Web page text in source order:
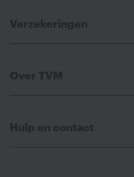
Verzekeringen
Over TVM
Hulp en contact